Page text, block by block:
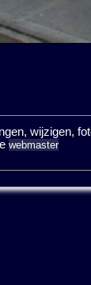
wijzigen,
webmaster